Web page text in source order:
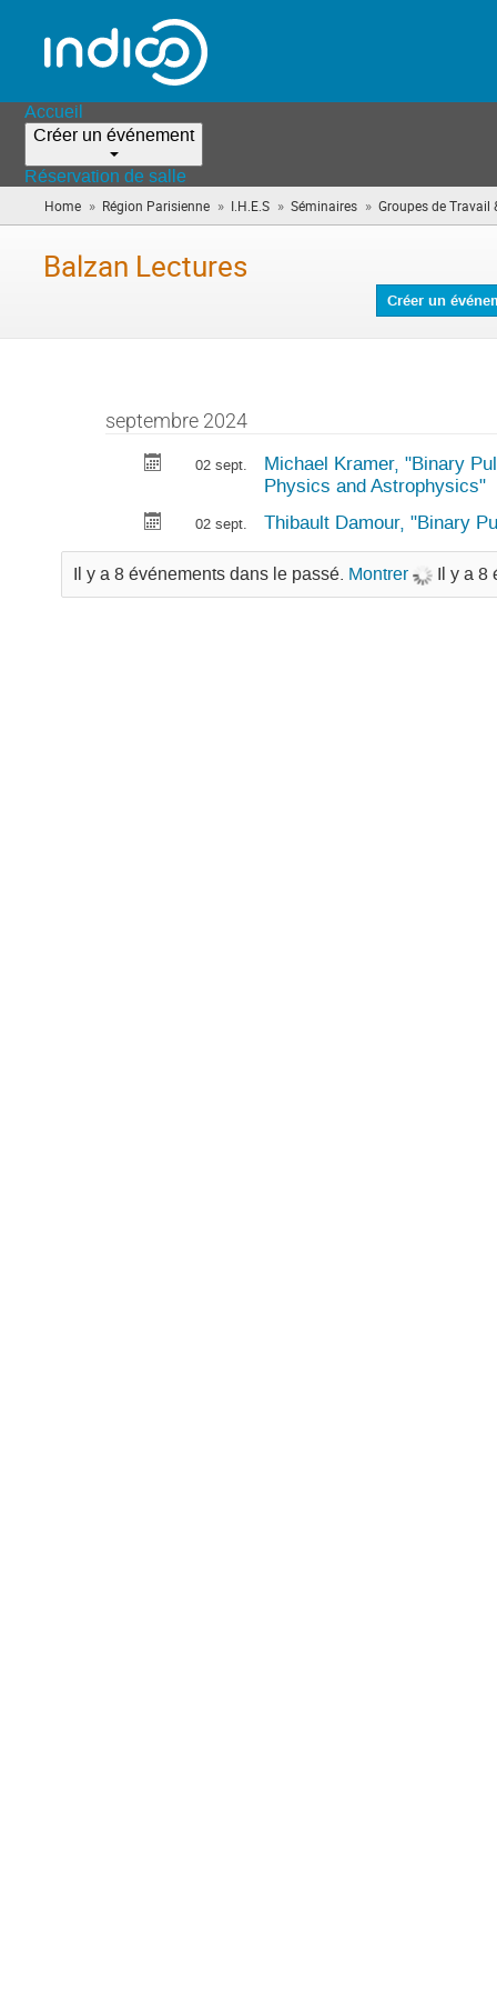
Accueil
Créer un événement
Réservation de salle
Home » Région Parisienne » I.H.E.S » Séminaires » Groupes de Travail
Balzan Lectures
Créer un
septembre 2024
02 sept.
Michael Kramer, "Binary
Physics and Astrophysics"
02 sept. Thibault Damour, "Binary
Il y a 8 événements dans le passé. Montrer Il y a 8